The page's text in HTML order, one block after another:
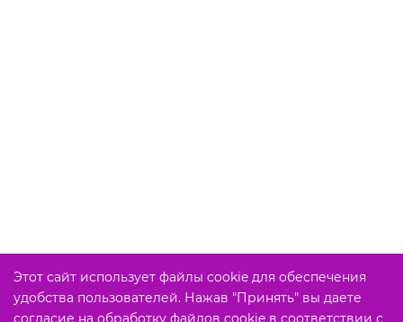
Этот сайт использует файлы cookie для обеспечения
удобства пользователей. Нажав "Принять" вы даете
согласие на обработку файлов cookie в соответствии с